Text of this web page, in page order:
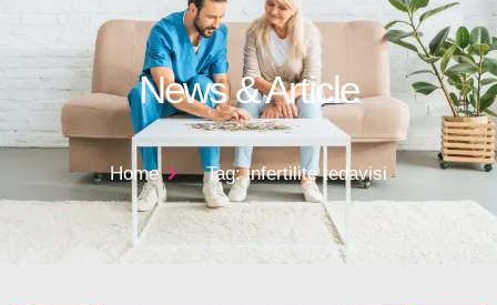
News & Article
Home Tag: infertilite tedavisi